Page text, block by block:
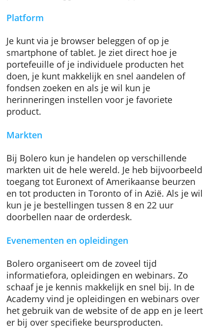
een online makelaar én van de kennis van
van de grotere banken. Je kunt via het online
platform beleggen of via de app.
Platform
Je kunt via je browser beleggen of op je
smartphone of tablet. Je ziet direct hoe je
portefeuille of je individuele producten het
doen, je kunt makkelijk en snel aandelen of
fondsen zoeken en als je wil kun je
herinneringen instellen voor je favoriete
product.
Markten
Bij Bolero kun je handelen op verschillende
markten uit de hele wereld. Je heb
toegang tot Euronext of Amerikaanse
en tot producten in Toronto of in Azië. Als je
kun je je bestellingen tussen 8 en 22 uur
doorbellen naar de orderdesk.
Evenementen en opleidingen